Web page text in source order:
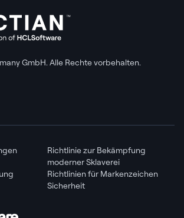
GmbH. Alle Rechte vorbehalten.
Richtlinie zur Bekämpfung
moderner Sklaverei
Richtlinien für Markenzeichen
Sicherheit